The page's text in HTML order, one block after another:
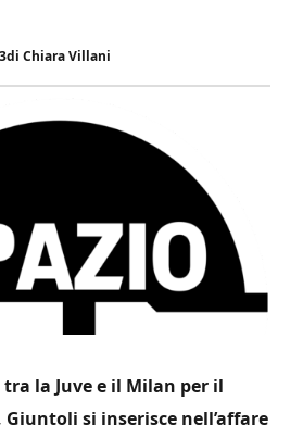
di Chiara Villani
la Juve e il Milan per il
si inserisce nell’affare